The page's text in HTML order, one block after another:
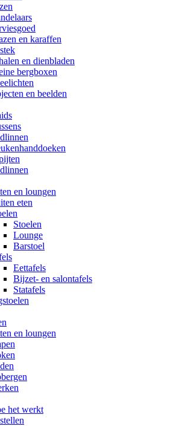
en karaffen
en dienbladen
bergboxen
en beelden
en loungen
eten
Stoelen
Lounge
Barstoel
Eettafels
Bijzet- en salontafels
Statafels
en loungen
het werkt